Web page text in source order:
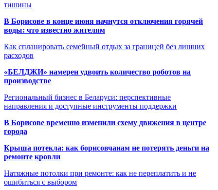
тишины
В Борисове в конце июня начнутся отключения горячей
воды: что известно жителям
Как спланировать семейный отдых за границей без лишних
расходов
«БЕЛДЖИ» намерен удвоить количество роботов на
производстве
Региональный бизнес в Беларуси: перспективные
направления и доступные инструменты поддержки
В Борисове временно изменили схему движения в центре
города
Крыша потекла: как борисовчанам не потерять деньги на
ремонте кровли
Натяжные потолки при ремонте: как не переплатить и не
ошибиться с выбором